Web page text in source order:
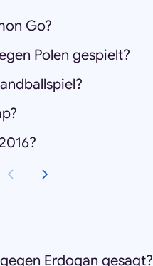
Go?
Polen gespielt?
Erdogan gesagt?